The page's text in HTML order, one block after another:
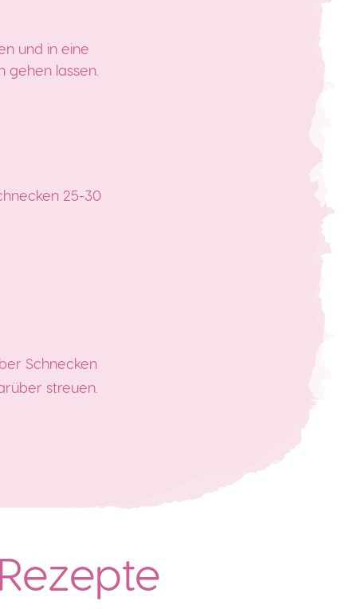
und in eine
gehen lassen.
25-30
Schnecken
streuen.